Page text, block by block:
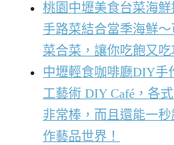
桃園中壢美食台菜海
手路菜結合當季海鮮
菜合菜，讓你吃飽又
中壢輕食咖啡廳DIY手
工藝術 DIY Café，各
非常棒，而且還能一
作藝品世界！